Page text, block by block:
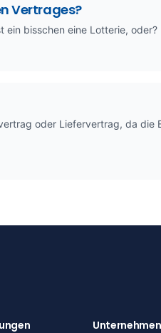
Vertrages?
bisschen eine Lotterie,
oder Liefervertrag, da die
Unternehmen